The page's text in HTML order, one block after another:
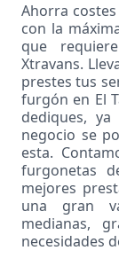
Ahorra
con la
que
Xtravans.
prestes tus
furgón en El
dediques,
negocio se
esta.
furgonetas
mejores
una gran
medianas,
necesidades